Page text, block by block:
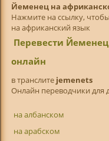
Йеменец на
Нажмите на ссылку,
на африканский язык
Перевести
онлайн
в транслитe jemenets
Онлайн переводчики для
на албанском
на арабском